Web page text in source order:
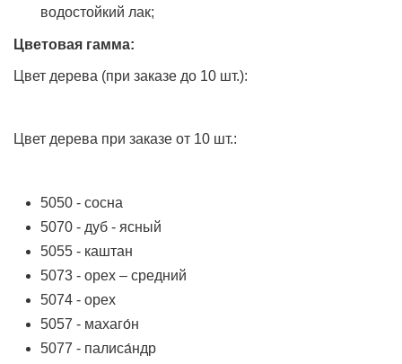
водостойкий лак;
Цветовая гамма:
Цвет дерева (при заказе до 10 шт.):
Цвет дерева при заказе от 10 шт.:
5050 - сосна
5070 - дуб - ясный
5055 - каштан
5073 - орех – средний
5074 - орех
5057 - махаго́н
5077 - палиса́ндр